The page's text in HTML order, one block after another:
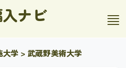
ナビ
大学 > 武蔵野美術大学